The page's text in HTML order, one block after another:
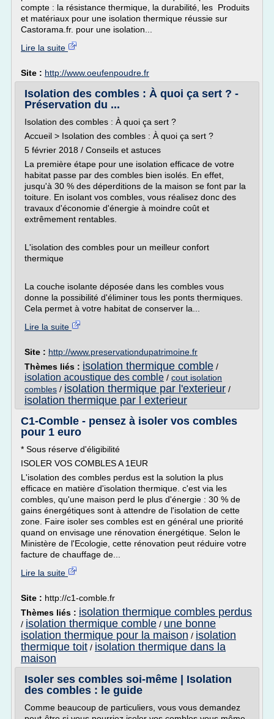
compte : la résistance thermique, la durabilité, les Produits
et matériaux pour une isolation thermique réussie sur
Castorama.fr. pour une isolation...
Lire la suite
Site : http://www.oeufenpoudre.fr
Isolation des combles : À quoi ça sert ? -
Préservation du ...
Isolation des combles : À quoi ça sert ?
Accueil > Isolation des combles : À quoi ça sert ?
5 février 2018 / Conseils et astuces
La première étape pour une isolation efficace de votre
habitat passe par des combles bien isolés. En effet,
jusqu'à 30 % des déperditions de la maison se font par la
toiture. En isolant vos combles, vous réalisez donc des
travaux d'économie d'énergie à moindre coût et
extrêmement rentables.
L'isolation des combles pour un meilleur confort
thermique
La couche isolante déposée dans les combles vous
donne la possibilité d'éliminer tous les ponts thermiques.
Cela permet à votre habitat de conserver la...
Lire la suite
Site : http://www.preservationdupatrimoine.fr
Thèmes liés : isolation thermique comble /
isolation acoustique des comble / cout isolation
combles / isolation thermique par l'exterieur /
isolation thermique par l exterieur
C1-Comble - pensez à isoler vos combles
pour 1 euro
* Sous réserve d'éligibilité
ISOLER VOS COMBLES A 1EUR
L'isolation des combles perdus est la solution la plus
efficace en matière d'isolation thermique. c'est via les
combles, qu'une maison perd le plus d'énergie : 30 % de
gains énergétiques sont à attendre de l'isolation de cette
zone. Faire isoler ses combles est en général une priorité
quand on envisage une rénovation énergétique. Selon le
Ministère de l'Ecologie, cette rénovation peut réduire votre
facture de chauffage de...
Lire la suite
Site : http://c1-comble.fr
Thèmes liés : isolation thermique combles perdus
/ isolation thermique comble / une bonne
isolation thermique pour la maison / isolation
thermique toit / isolation thermique dans la
maison
Isoler ses combles soi-même | Isolation
des combles : le guide
Comme beaucoup de particuliers, vous vous demandez